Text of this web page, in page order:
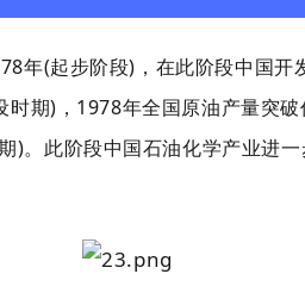
年(起步阶段)，在此阶段中国
期)，1978年全国原油产量突
。此阶段中国石油化学产业进